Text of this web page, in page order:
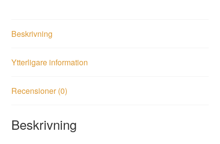
Beskrivning
Ytterligare information
Recensioner (0)
Beskrivning